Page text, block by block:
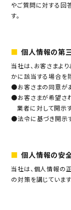
やご質問に対する回
す。
個人情報の第
当社は、お客さまよ
かに該当する場合を
●お客さまの同意が
●お客さまが希望さ
業者に対して開示
●法令に基づき開示
個人情報の安
当社は、個人情報の
の対策を講じています